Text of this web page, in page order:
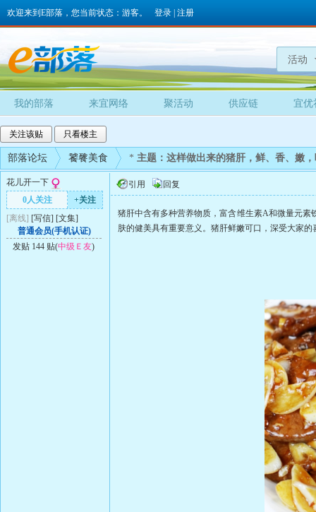
欢迎来到E部落，您当前状态：游客。 登录 注册
活动
我的部落 来宜网络 聚活动 供应链 宜优
关注该贴 只看楼主
部落论坛 饕餮美食 * 主题：这样做出来的猪肝，鲜、香、嫩
花儿开一下
0人关注
+关注
[离线] [写信] [文集]
普通会员(手机认证)
发贴 144 贴(中级Ｅ友)
引用 回复
猪肝中含有多种营养物质，富含维生素A和微量元素
肤的健美具有重要意义。猪肝鲜嫩可口，深受大家